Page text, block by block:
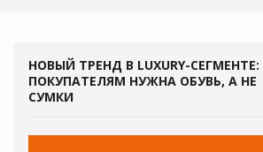
НОВЫЙ ТРЕНД В LUXURY-СЕГМЕНТЕ:
ПОКУПАТЕЛЯМ НУЖНА ОБУВЬ, А НЕ
СУМКИ